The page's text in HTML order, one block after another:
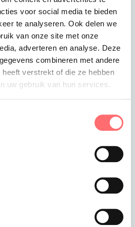
voor social media te bieden
te analyseren. Ook delen we
van onze site met onze
adverteren en analyse. Deze
combineren met andere
verstrekt of die ze hebben
uw gebruik van hun services.
€375
winkelwagen
sample aanvragen.
dan in je winkelmandje en